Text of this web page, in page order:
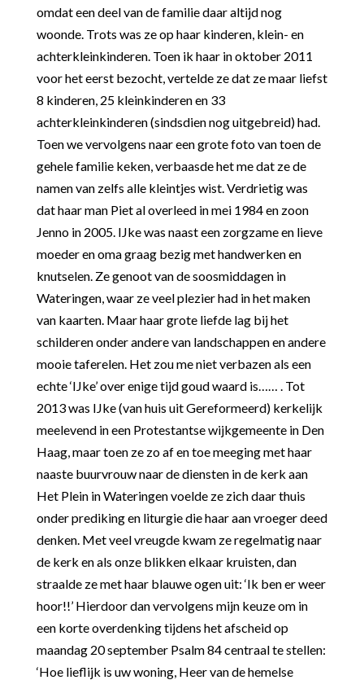
omdat een deel van de familie daar altijd nog
woonde. Trots was ze op haar kinderen, klein- en
achterkleinkinderen. Toen ik haar in oktober 2011
voor het eerst bezocht, vertelde ze dat ze maar liefst
8 kinderen, 25 kleinkinderen en 33
achterkleinkinderen (sindsdien nog uitgebreid) had.
Toen we vervolgens naar een grote foto van toen de
gehele familie keken, verbaasde het me dat ze de
namen van zelfs alle kleintjes wist. Verdrietig was
dat haar man Piet al overleed in mei 1984 en zoon
Jenno in 2005. IJke was naast een zorgzame en lieve
moeder en oma graag bezig met handwerken en
knutselen. Ze genoot van de soosmiddagen in
Wateringen, waar ze veel plezier had in het maken
van kaarten. Maar haar grote liefde lag bij het
schilderen onder andere van landschappen en andere
mooie taferelen. Het zou me niet verbazen als een
echte ‘IJke’ over enige tijd goud waard is…… . Tot
2013 was IJke (van huis uit Gereformeerd) kerkelijk
meelevend in een Protestantse wijkgemeente in Den
Haag, maar toen ze zo af en toe meeging met haar
naaste buurvrouw naar de diensten in de kerk aan
Het Plein in Wateringen voelde ze zich daar thuis
onder prediking en liturgie die haar aan vroeger deed
denken. Met veel vreugde kwam ze regelmatig naar
de kerk en als onze blikken elkaar kruisten, dan
straalde ze met haar blauwe ogen uit: ‘Ik ben er weer
hoor!!’ Hierdoor dan vervolgens mijn keuze om in
een korte overdenking tijdens het afscheid op
maandag 20 september Psalm 84 centraal te stellen:
‘Hoe lieflijk is uw woning, Heer van de hemelse